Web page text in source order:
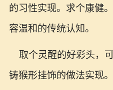
的习性实现。求个康健
容温和的传统认知。
取个灵醒的好彩头，
铸猴形挂饰的做法实现